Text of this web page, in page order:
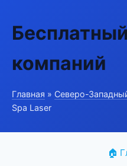
компаний
Главная » Северо-
Spa Laser
🏠